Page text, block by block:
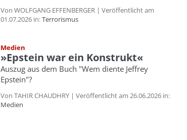
Von WOLFGANG EFFENBERGER | Veröffentlicht am
01.07.2026 in:Terrorismus
Medien
»Epstein war ein Konstrukt«
Auszug aus dem Buch "Wem diente Jeffrey
Epstein"?
Von TAHIR CHAUDHRY | Veröffentlicht am 26.06.2026 in:
Medien